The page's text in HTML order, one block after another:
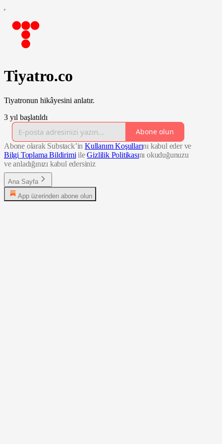
Tiyatro.co
Tiyatronun hikâyesini anlatır.
3 yıl başlatıldı
Abone olun
Abone olarak Substack’inKullanım Koşullarını kabul eder ve
Bilgi Toplama Bildirimi ileGizlilik Politikasını okuduğunuzu
ve anladığınızı kabul edersiniz
Ana Sayfa
App üzerinden abone olun